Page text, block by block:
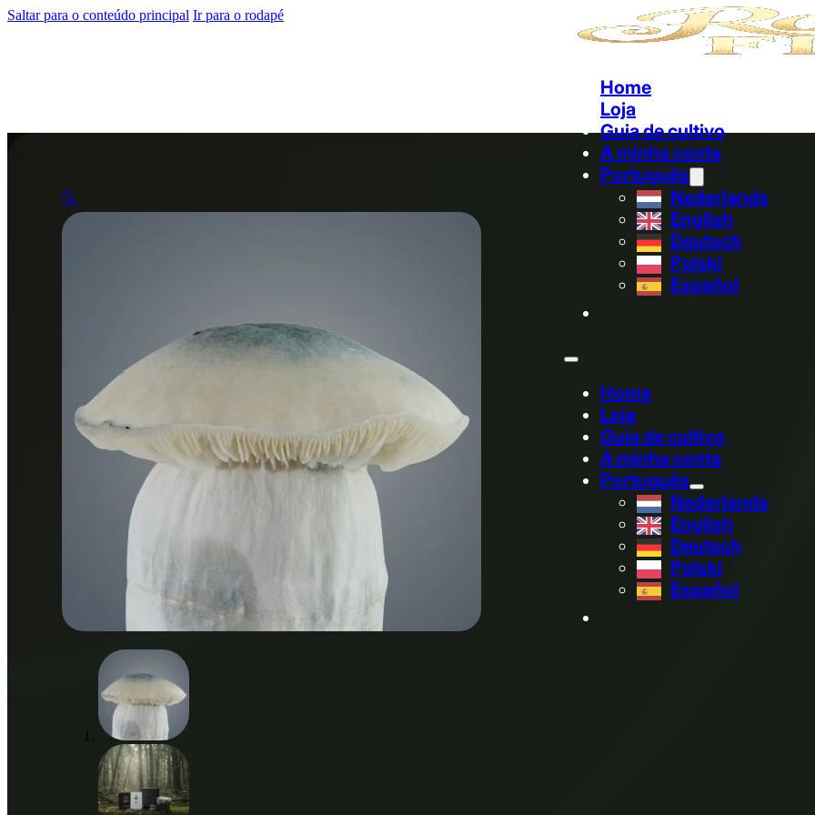
Saltar para o conteúdo principal Ir para o rodapé
Home
Loja
Guia de cultivo
A minha conta
Português
Nederlands
English
Deutsch
Polski
Español
Home
Loja
Guia de cultivo
A minha conta
Português
Nederlands
English
Deutsch
Polski
Español
🔍